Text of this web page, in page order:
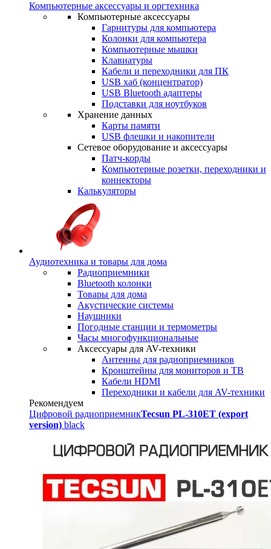
Компьютерные аксессуары и оргтехника
Компьютерные аксессуары
Гарнитуры для компьютера
Колонки для компьютера
Компьютерные мышки
Клавиатуры
Кабели и переходники для ПК
USB хаб (концентратор)
USB Bluetooth адаптеры
Подставки для ноутбуков
Хранение данных
Карты памяти
USB флешки и накопители
Сетевое оборудование и аксессуары
Патч-корды
Компьютерные розетки, переходники и
коннекторы
Калькуляторы
Аудиотехника и товары для дома
Радиоприемники
Bluetooth колонки
Товары для дома
Акустические системы
Наушники
Погодные станции и термометры
Часы многофункциональные
Аксессуары для AV-техники
Антенны для радиоприемников
Кронштейны для мониторов и ТВ
Кабели HDMI
Переходники и кабели для AV-техники
Рекомендуем
Цифровой радиоприемникTecsun PL-310ET (export
version) black